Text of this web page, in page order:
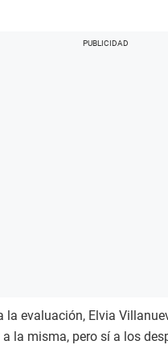
la evaluación, Elvia
a la misma, pero sí a los